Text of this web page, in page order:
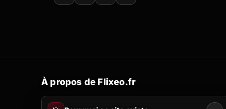
À propos de Flixeo.fr